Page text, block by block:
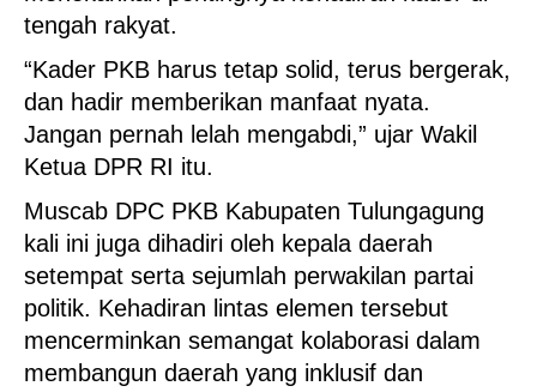
tengah rakyat.
“Kader PKB harus tetap solid, terus bergerak,
dan hadir memberikan manfaat nyata.
Jangan pernah lelah mengabdi,” ujar Wakil
Ketua DPR RI itu.
Muscab DPC PKB Kabupaten Tulungagung
kali ini juga dihadiri oleh kepala daerah
setempat serta sejumlah perwakilan partai
politik. Kehadiran lintas elemen tersebut
mencerminkan semangat kolaborasi dalam
membangun daerah yang inklusif dan